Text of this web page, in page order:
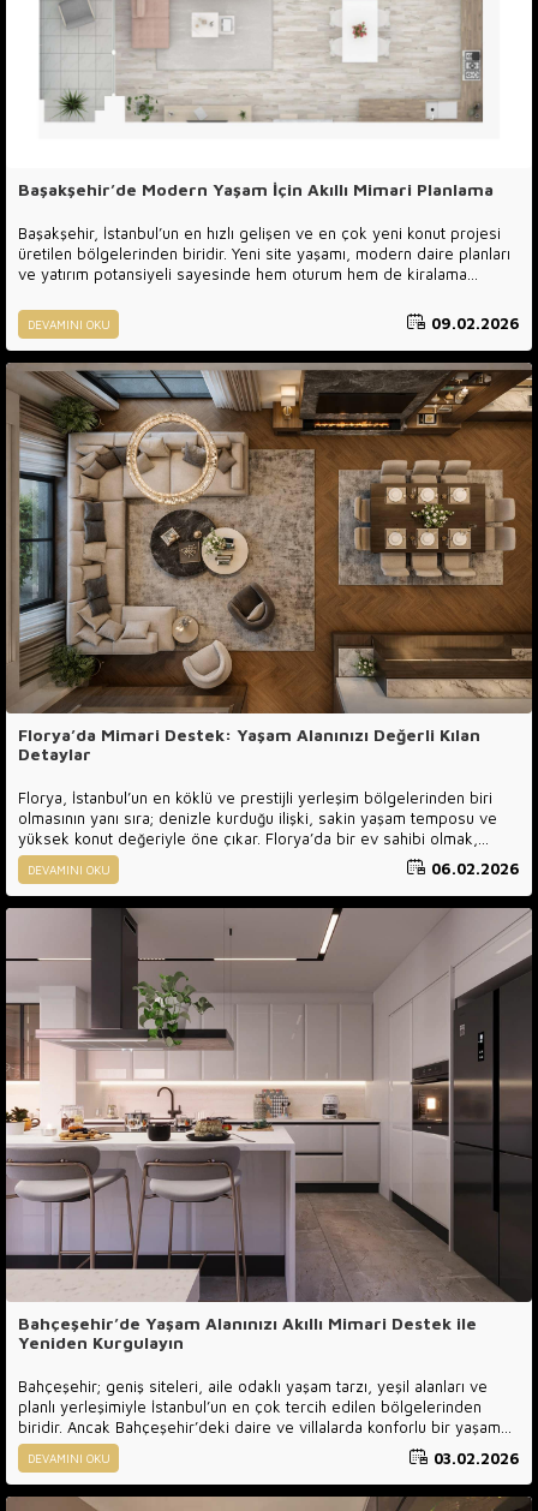
Başakşehir’de Modern Yaşam İçin Akıllı Mimari Planlama
Başakşehir, İstanbul’un en hızlı gelişen ve en çok yeni konut projesi
üretilen bölgelerinden biridir. Yeni site yaşamı, modern daire planları
ve yatırım potansiyeli sayesinde hem oturum hem de kiralama
dairelerin büyük çoğunluğunda karşılaşılan ortak bir durum vardır:
Standart planlar, standart yerleşim ve kimliksiz yaşam alanları.
DEVAMINI OKU 09.02.2026
Florya’da Mimari Destek: Yaşam Alanınızı Değerli Kılan
Detaylar
Florya, İstanbul’un en köklü ve prestijli yerleşim bölgelerinden biri
olmasının yanı sıra; denizle kurduğu ilişki, sakin yaşam temposu ve
yüksek konut değeriyle öne çıkar. Florya’da bir ev sahibi olmak,
yalnızca bir yaşam alanına değil, bir yaşam kültürüne yatırım yapmak
anlamına gelir.
DEVAMINI OKU 06.02.2026
Bahçeşehir’de Yaşam Alanınızı Akıllı Mimari Destek ile
Yeniden Kurgulayın
Bahçeşehir; geniş siteleri, aile odaklı yaşam tarzı, yeşil alanları ve
planlı yerleşimiyle İstanbul’un en çok tercih edilen bölgelerinden
biridir. Ancak Bahçeşehir’deki daire ve villalarda konforlu bir yaşam
için yalnızca şık mobilyalar yeterli değildir. Doğru mimari planlama ,
alanın uzun vadede verimli ve keyifli kullanılmasını sağlar.
DEVAMINI OKU 03.02.2026